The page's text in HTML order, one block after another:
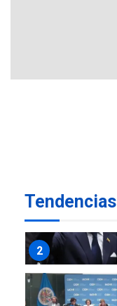
Tendencias
2